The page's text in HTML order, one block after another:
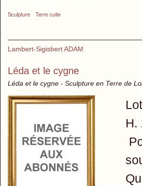
Sculpture Terre cuite
Lambert-Sigisbert ADAM
Léda et le cygne
Léda et le cygne - Sculpture en Terre de
H.